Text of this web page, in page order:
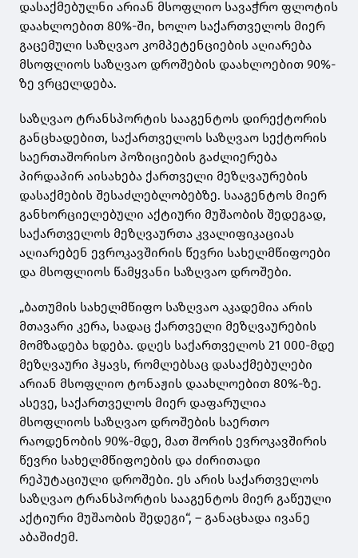
დასაქმებულნი არიან მსოფლიო სავაჭრო ფლოტის
დაახლოებით 80%-ში, ხოლო საქართველოს მიერ
გაცემული საზღვაო კომპეტენციების აღიარება
მსოფლიოს საზღვაო დროშების დაახლოებით 90%-
ზე ვრცელდება.
საზღვაო ტრანსპორტის სააგენტოს დირექტორის
განცხადებით, საქართველოს საზღვაო სექტორის
საერთაშორისო პოზიციების გაძლიერება
პირდაპირ აისახება ქართველი მეზღვაურების
დასაქმების შესაძლებლობებზე. სააგენტოს მიერ
განხორციელებული აქტიური მუშაობის შედეგად,
საქართველოს მეზღვაურთა კვალიფიკაციას
აღიარებენ ევროკავშირის წევრი სახელმწიფოები
და მსოფლიოს წამყვანი საზღვაო დროშები.
„ბათუმის სახელმწიფო საზღვაო აკადემია არის
მთავარი კერა, სადაც ქართველი მეზღვაურების
მომზადება ხდება. დღეს საქართველოს 21 000-მდე
მეზღვაური ჰყავს, რომლებსაც დასაქმებულები
არიან მსოფლიო ტონაჟის დაახლოებით 80%-ზე.
ასევე, საქართველოს მიერ დაფარულია
მსოფლიოს საზღვაო დროშების საერთო
რაოდენობის 90%-მდე, მათ შორის ევროკავშირის
წევრი სახელმწიფოების და ძირითადი
რეპუტაციული დროშები. ეს არის საქართველოს
საზღვაო ტრანსპორტის სააგენტოს მიერ გაწეული
აქტიური მუშაობის შედეგი“, – განაცხადა ივანე
აბაშიძემ.